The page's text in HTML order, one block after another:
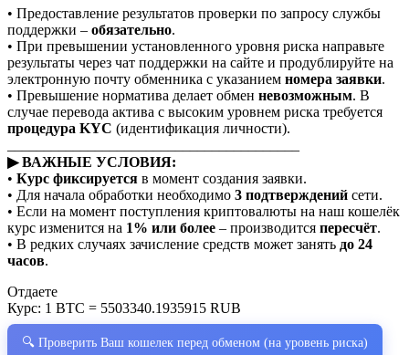
• Предоставление результатов проверки по запросу службы
поддержки – обязательно.
• При превышении установленного уровня риска направьте
результаты через чат поддержки на сайте и продублируйте на
электронную почту обменника с указанием номера заявки.
• Превышение норматива делает обмен невозможным. В
случае перевода актива с высоким уровнем риска требуется
процедура KYC (идентификация личности).
▶ ВАЖНЫЕ УСЛОВИЯ:
• Курс фиксируется в момент создания заявки.
• Для начала обработки необходимо 3 подтверждений сети.
• Если на момент поступления криптовалюты на наш кошелёк
курс изменится на 1% или более – производится пересчёт.
• В редких случаях зачисление средств может занять до 24
часов.
Отдаете
Курс: 1 BTC = 5503340.1935915 RUB
🔍 Проверить Ваш кошелек перед обменом (на уровень риска)